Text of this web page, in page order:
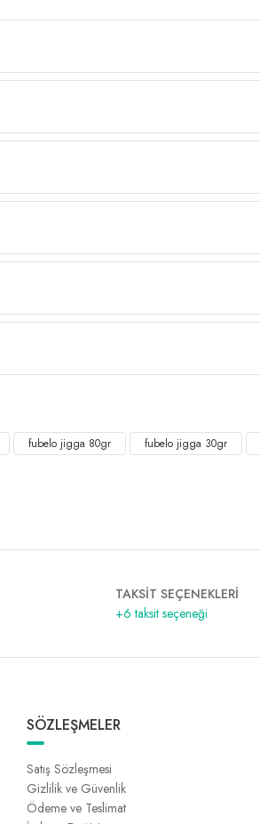
fubelo jigga 80gr fubelo jigga 30gr
TAKSİT SEÇENEKLERİ
+6 taksit seçeneği
SÖZLEŞMELER
Satış Sözleşmesi
Gizlilik ve Güvenlik
Ödeme ve Teslimat